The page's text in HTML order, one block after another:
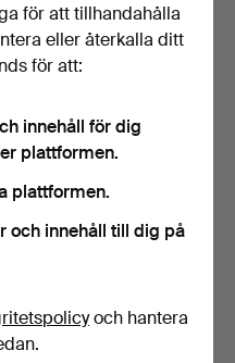
16 bud
158 USD
SERIETIDNINGAR,
samling, 91:an.
för att tillhandahålla
eller återkalla ditt
för att:
innehåll för dig
plattformen.
plattformen.
och innehåll till dig på
och hantera